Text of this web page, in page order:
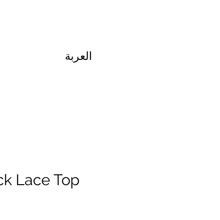
Lace Top
العربة